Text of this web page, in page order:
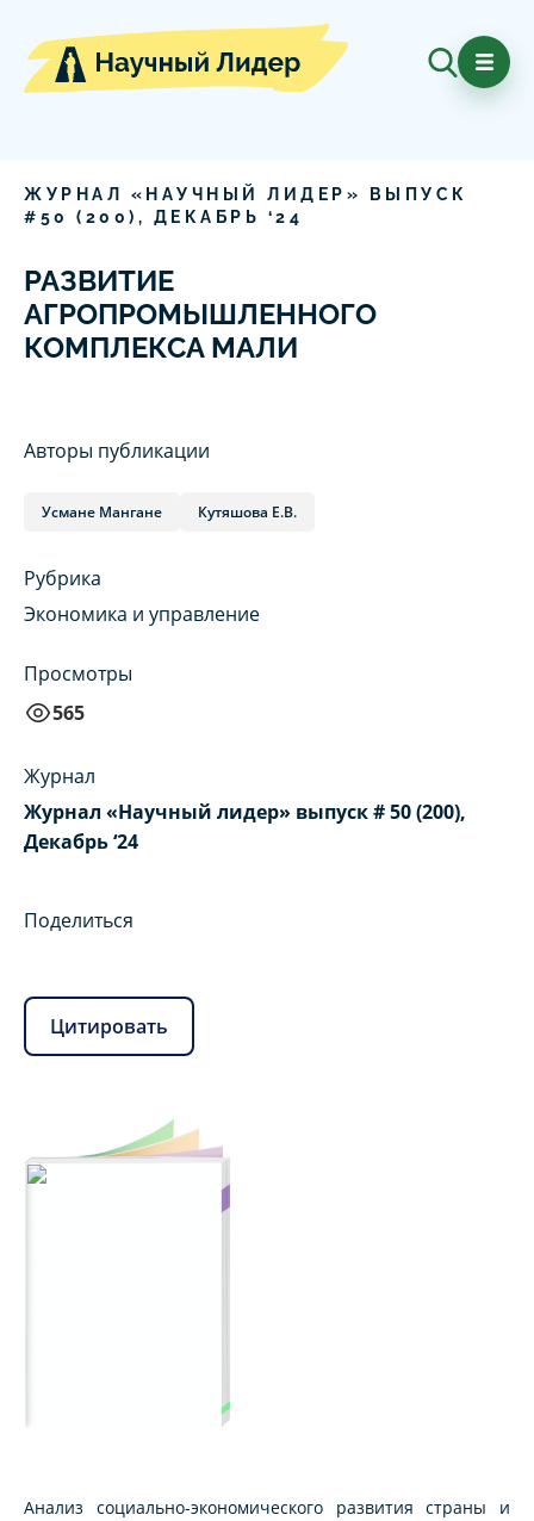
ЖУРНАЛ «НАУЧНЫЙ ЛИДЕР» ВЫПУСК
# 50 ( 200 ), ДЕКАБРЬ ‘24
РАЗВИТИЕ
АГРОПРОМЫШЛЕННОГО
КОМПЛЕКСА МАЛИ
Авторы публикации
Усмане Мангане Кутяшова Е.В.
Рубрика
Экономика и управление
Просмотры
565
Журнал
Журнал «Научный лидер» выпуск # 50 (200),
Декабрь ‘24
Поделиться
Цитировать
Анализ социально-экономического развития страны и